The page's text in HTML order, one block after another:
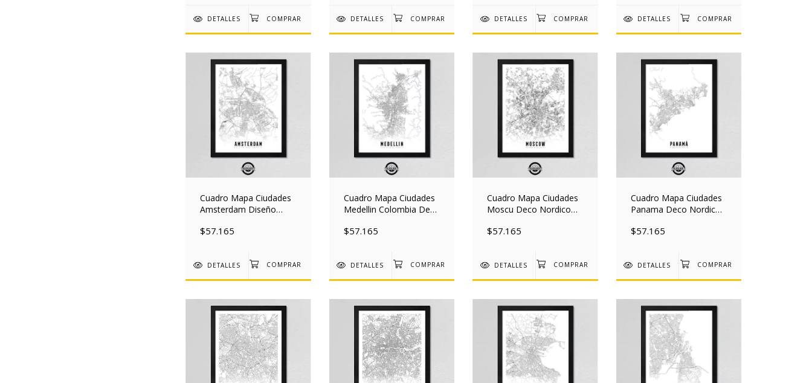
DETALLES DETALLES DETALLES DETALLES
Cuadro Mapa Ciudades
Amsterdam Diseño
Mad
$57.165
DETALLES
Cuadro Mapa Ciudades
Medellin Colombia Deco
$57.165
DETALLES
Cuadro Mapa Ciudades
Moscu Deco Nordico
$57.165
DETALLES
Cuadro Mapa Ciudades
Panama Deco Nordico
$57.165
DETALLES